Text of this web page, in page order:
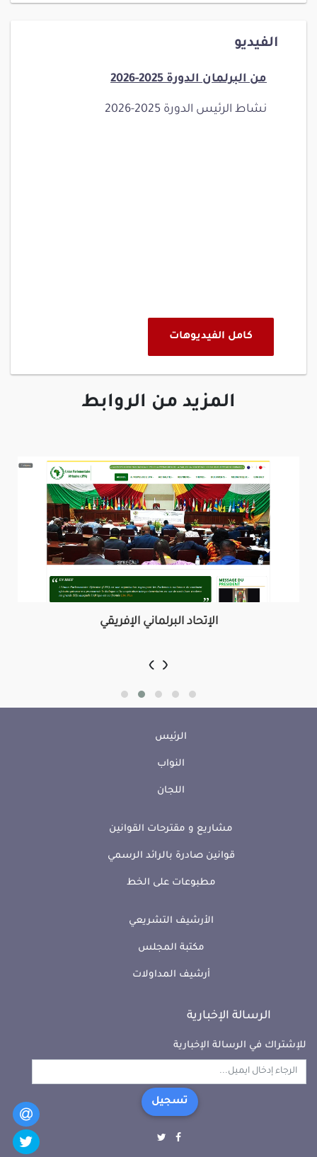
الفيديو
من البرلمان الدورة 2025-2026
نشاط الرئيس الدورة 2025-2026
كامل الفيديوهات
المزيد من الروابط
الإتحاد البرلماني الإفريقي
‹ ›
الرئيس
النواب
اللجان
مشاريع و مقترحات القوانين
قوانين صادرة بالرائد الرسمي
مطبوعات على الخط
الأرشيف التشريعي
مكتبة المجلس
أرشيف المداولات
الرسالة الإخبارية
للإشتراك في الرسالة الإخبارية
تسجيل